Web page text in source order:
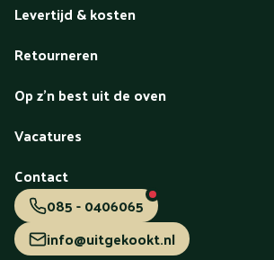
Levertijd & kosten
Retourneren
Op z'n best uit de oven
Vacatures
Contact
085 - 0406065
info@uitgekookt.nl